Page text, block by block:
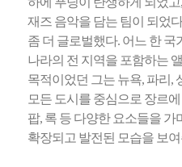
재즈 음악을 담는 팀이 되었
좀 더 글로벌했다. 어느 한 국
나라의 전 지역을 포함하는
목적이었던 그는 뉴욕, 파리,
모든 도시를 중심으로 장르
팝, 록 등 다양한 요소들을 가
확장되고 발전된 모습을 보